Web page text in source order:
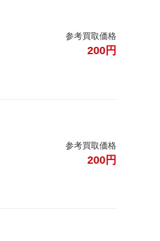
参考買取価格
200円
参考買取価格
200円